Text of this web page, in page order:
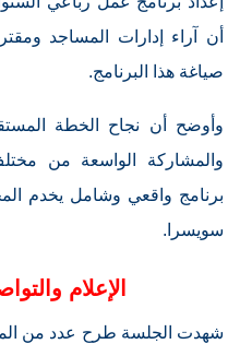
أن آراء إدارات المساجد
صياغة هذا البرنامج.
وأوضح أن نجاح الخطة
والمشاركة الواسعة من
برنامج واقعي وشامل يخدم
سويسرا.
الإعلام
شهدت الجلسة طرح عدد من